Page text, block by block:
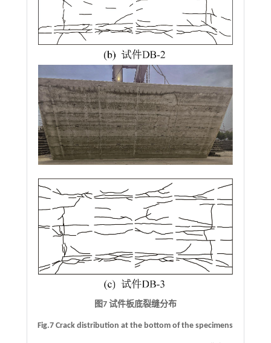
图7 试件板底裂缝分布
Fig.7 Crack distribution at the bottom of the specimens